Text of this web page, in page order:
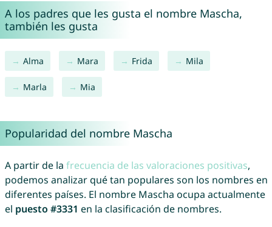
A los padres que les gusta el nombre Mascha,
también les gusta
Alma Mara Frida Mila
Marla Mia
Popularidad del nombre Mascha
A partir de la frecuencia de las valoraciones positivas,
podemos analizar qué tan populares son los nombres en
diferentes países. El nombre Mascha ocupa actualmente
el puesto #3331 en la clasificación de nombres.